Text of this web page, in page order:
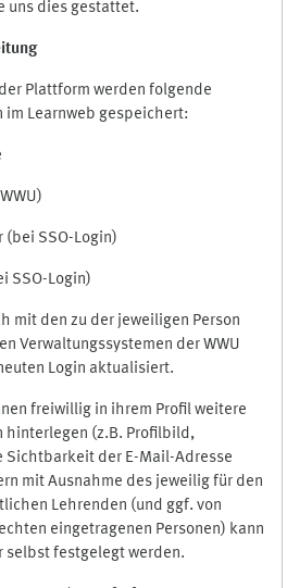
uns dies gestattet.
Plattform werden folgende
im Learnweb gespeichert:
SSO-Login)
SSO-Login)
mit den zu der jeweiligen Person
Verwaltungssystemen der WWU
Login aktualisiert.
freiwillig in ihrem Profil weitere
hinterlegen (z.B. Profilbild,
Sichtbarkeit der E-Mail-Adresse
mit Ausnahme des jeweilig für den
Lehrenden (und ggf. von
eingetragenen Personen) kann
selbst festgelegt werden.